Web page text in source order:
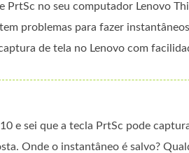
no seu computador Lenovo
problemas para fazer
de tela no Lenovo com
e sei que a tecla PrtSc pode
Onde o instantâneo é salvo?